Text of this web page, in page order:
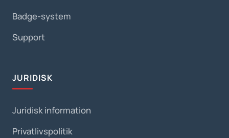
Badge-system
Support
JURIDISK
Juridisk information
Privatlivspolitik